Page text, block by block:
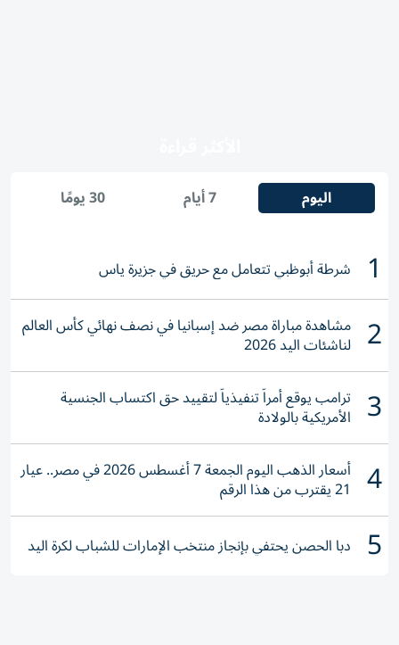
اليوم 7 أيام 30 يومًا
1 شرطة أبوظبي تتعامل مع حريق في جزيرة ياس
2 مشاهدة مباراة مصر ضد إسبانيا في نصف نهائي كأس العالم
لناشئات اليد 2026
3 ترامب يوقع أمراً تنفيذياً لتقييد حق اكتساب الجنسية
الأمريكية بالولادة
4 أسعار الذهب اليوم الجمعة 7 أغسطس 2026 في مصر.. عيار
21 يقترب من هذا الرقم
5 دبا الحصن يحتفي بإنجاز منتخب الإمارات للشباب لكرة اليد